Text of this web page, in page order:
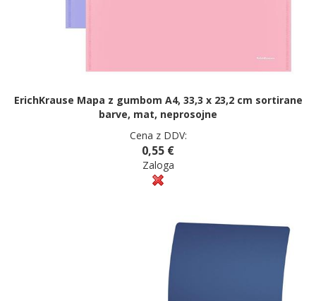
ErichKrause Mapa z gumbom A4, 33,3 x 23,2 cm sortirane
barve, mat, neprosojne
Cena z DDV:
0,55 €
Zaloga